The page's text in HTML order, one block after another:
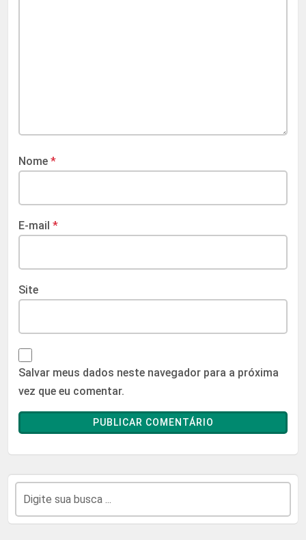
Nome *
E-mail *
Site
Salvar meus dados neste navegador para a próxima
vez que eu comentar.